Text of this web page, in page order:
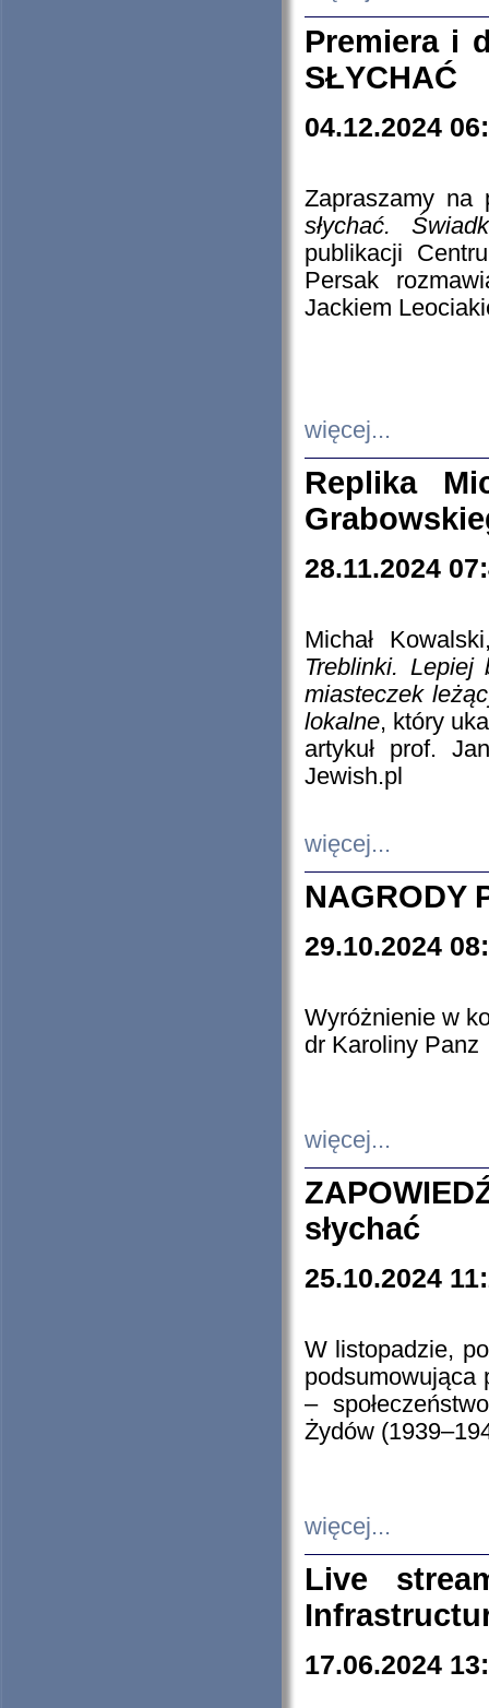
Premiera i
SŁYCHAĆ
04.12.2024
Zapraszamy
słychać.
publikacji
Persak
Jackiem
więcej...
Replika
28.11.2024
Michał
Treblinki. Lepiej
miasteczek
lokalne, który
artykuł prof.
Jewish.pl
więcej...
NAGRODY
29.10.2024
Wyróżnienie w
dr Karoliny Panz
więcej...
słychać
25.10.2024
W listopadzie,
podsumowująca
–
Żydów
więcej...
Live
17.06.2024